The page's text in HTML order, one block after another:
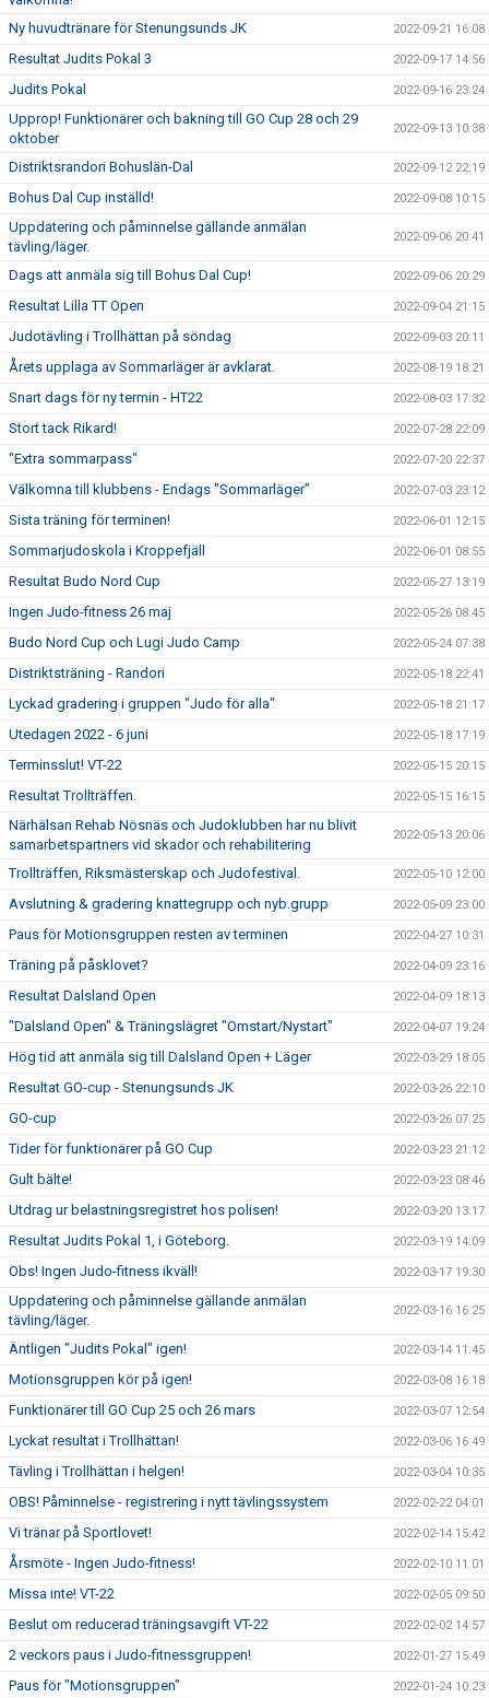
Ny huvudtränare för Stenungsunds JK
2022-09-21 16:08
Resultat Judits Pokal 3 2022-09-17 14:56
Judits Pokal 2022-09-16 23:24
Upprop! Funktionärer och bakning till GO Cup 28 och 29
oktober
2022-09-13 10:38
Distriktsrandori Bohuslän-Dal 2022-09-12 22:19
Bohus Dal Cup inställd! 2022-09-08 10:15
Uppdatering och påminnelse gällande anmälan
tävling/läger.
2022-09-06 20:41
Dags att anmäla sig till Bohus Dal Cup! 2022-09-06 20:29
Resultat Lilla TT Open 2022-09-04 21:15
Judotävling i Trollhättan på söndag 2022-09-03 20:11
Årets upplaga av Sommarläger är avklarat. 2022-08-19 18:21
Snart dags för ny termin - HT22 2022-08-03 17:32
Stort tack Rikard! 2022-07-28 22:09
"Extra sommarpass" 2022-07-20 22:37
Välkomna till klubbens - Endags "Sommarläger" 2022-07-03 23:12
Sista träning för terminen! 2022-06-01 12:15
Sommarjudoskola i Kroppefjäll 2022-06-01 08:55
Resultat Budo Nord Cup 2022-05-27 13:19
Ingen Judo-fitness 26 maj 2022-05-26 08:45
Budo Nord Cup och Lugi Judo Camp 2022-05-24 07:38
Distriktsträning - Randori 2022-05-18 22:41
Lyckad gradering i gruppen "Judo för alla" 2022-05-18 21:17
Utedagen 2022 - 6 juni 2022-05-18 17:19
Terminsslut! VT-22 2022-05-15 20:15
Resultat Trollträffen. 2022-05-15 16:15
Närhälsan Rehab Nösnäs och Judoklubben har nu blivit
samarbetspartners vid skador och rehabilitering
2022-05-13 20:06
Trollträffen, Riksmästerskap och Judofestival. 2022-05-10 12:00
Avslutning & gradering knattegrupp och nyb.grupp 2022-05-09 23:00
Paus för Motionsgruppen resten av terminen 2022-04-27 10:31
Träning på påsklovet? 2022-04-09 23:16
Resultat Dalsland Open 2022-04-09 18:13
"Dalsland Open" & Träningslägret "Omstart/Nystart" 2022-04-07 19:24
Hög tid att anmäla sig till Dalsland Open + Läger 2022-03-29 18:05
Resultat GO-cup - Stenungsunds JK 2022-03-26 22:10
GO-cup 2022-03-26 07:25
Tider för funktionärer på GO Cup 2022-03-23 21:12
Gult bälte! 2022-03-23 08:46
Utdrag ur belastningsregistret hos polisen! 2022-03-20 13:17
Resultat Judits Pokal 1, i Göteborg. 2022-03-19 14:09
Obs! Ingen Judo-fitness ikväll! 2022-03-17 19:30
Uppdatering och påminnelse gällande anmälan
tävling/läger.
2022-03-16 16:25
Äntligen "Judits Pokal" igen! 2022-03-14 11:45
Motionsgruppen kör på igen! 2022-03-08 16:18
Funktionärer till GO Cup 25 och 26 mars 2022-03-07 12:54
Lyckat resultat i Trollhättan! 2022-03-06 16:49
Tävling i Trollhättan i helgen! 2022-03-04 10:35
OBS! Påminnelse - registrering i nytt tävlingssystem 2022-02-22 04:01
Vi tränar på Sportlovet! 2022-02-14 15:42
Årsmöte - Ingen Judo-fitness! 2022-02-10 11:01
Missa inte! VT-22 2022-02-05 09:50
Beslut om reducerad träningsavgift VT-22 2022-02-02 14:57
2 veckors paus i Judo-fitnessgruppen! 2022-01-27 15:49
Paus för "Motionsgruppen" 2022-01-24 10:23